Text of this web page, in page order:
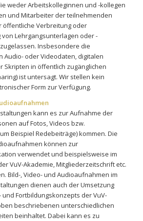
weder Arbeitskolleginnen und -kollegen
und Mitarbeiter der teilnehmenden
öffentliche Verbreitung oder
von Lehrgangsunterlagen oder -
Insbesondere die
Audio- oder Videodaten, digitalen
Skripten in öffentlich zugänglichen
ist untersagt. Wir stellen kein
Form zur Verfügung.
kann es zur Aufnahme der
auf Fotos, Videos bzw.
Beispiel Redebeiträge) kommen. Die
können zur
verwendet und beispielsweise im
VuV-Akademie, Mitgliederzeitschrift etc.
Bild-, Video- und Audioaufnahmen im
dienen auch der Umsetzung
Fortbildungskonzepts der VuV-
beschriebenen unterschiedlichen
beinhaltet. Dabei kann es zu